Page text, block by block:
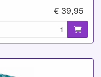
€ 39,95